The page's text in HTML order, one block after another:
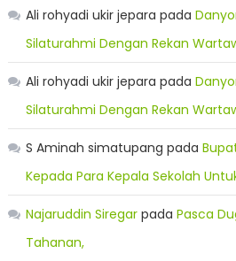
Ali rohyadi ukir jepara pada
Silaturahmi Dengan Rekan
Ali rohyadi ukir jepara pada
Silaturahmi Dengan Rekan
S Aminah simatupang pada
Kepada Para Kepala Sekolah
Najaruddin Siregarpada Pasca
Tahanan,